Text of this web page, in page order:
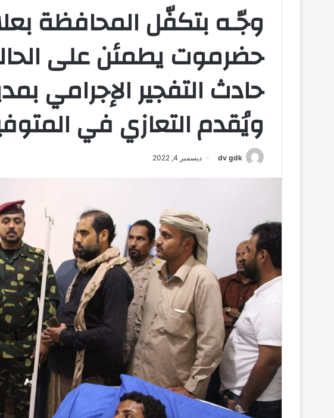
وجّـه بتكفّل المحافظة
حضرموت يطمئن على
حادث التفجير الإجرامي
ويُقدم التعازي في
dv gdk ديسمبر 4, 2022